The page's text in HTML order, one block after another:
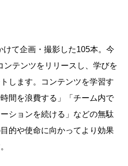
けて企画・撮影した105本。今
ンテンツをリリースし、学びを
します。
コンテンツを学習す
間を浪費する」「チーム内で
ションを続ける」などの無駄
的や使命に向かってより効果